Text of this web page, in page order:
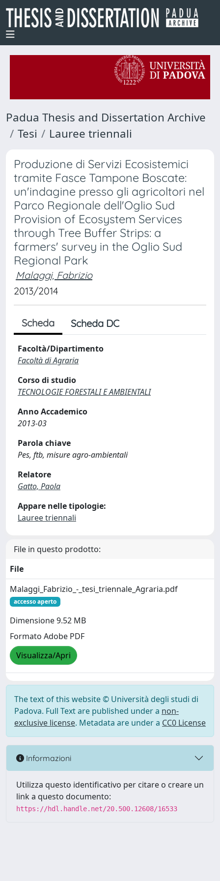
Padua Thesis and Dissertation Archive
Tesi
Lauree triennali
Produzione di Servizi Ecosistemici
tramite Fasce Tampone Boscate:
un'indagine presso gli agricoltori nel
Parco Regionale dell'Oglio Sud
Provision of Ecosystem Services
through Tree Buffer Strips: a
farmers' survey in the Oglio Sud
Regional Park
Malaggi, Fabrizio
2013/2014
Scheda Scheda DC
Facoltà/Dipartimento
Facoltà di Agraria
Corso di studio
TECNOLOGIE FORESTALI E AMBIENTALI
Anno Accademico
2013-03
Parola chiave
Pes, ftb, misure agro-ambientali
Relatore
Gatto, Paola
Appare nelle tipologie:
Lauree triennali
File in questo prodotto:
File
Malaggi_Fabrizio_-_tesi_triennale_Agraria.pdf
accesso aperto
Dimensione 9.52 MB
Formato Adobe PDF
Visualizza/Apri
The text of this website © Università degli studi di
Padova. Full Text are published under a non-
exclusive license. Metadata are under a CC0 License
Informazioni
Utilizza questo identificativo per citare o creare un
link a questo documento:
https://hdl.handle.net/20.500.12608/16533